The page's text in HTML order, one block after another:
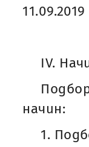
11.09.2019
IV.
начин:
1.